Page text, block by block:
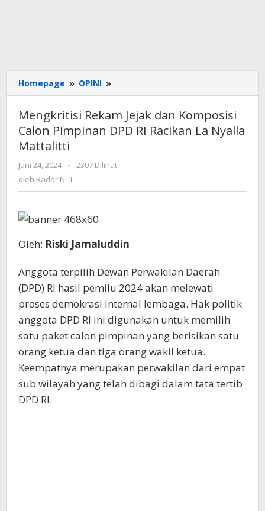
Homepage » OPINI »
Rekam
dan
Komposisi
DPD
Racikan
Mengkritisi Rekam Jejak dan Komposisi
Calon Pimpinan DPD RI Racikan La Nyalla
Mattalitti
Juni 24, 2024
oleh
Radar
-
2307 Dilihat
oleh Radar NTT
Oleh: Riski Jamaluddin
Anggota terpilih Dewan Perwakilan Daerah
(DPD) RI hasil pemilu 2024 akan melewati
proses demokrasi internal lembaga. Hak politik
anggota DPD RI ini digunakan untuk memilih
satu paket calon pimpinan yang berisikan satu
orang ketua dan tiga orang wakil ketua.
Keempatnya merupakan perwakilan dari empat
sub wilayah yang telah dibagi dalam tata tertib
DPD RI.